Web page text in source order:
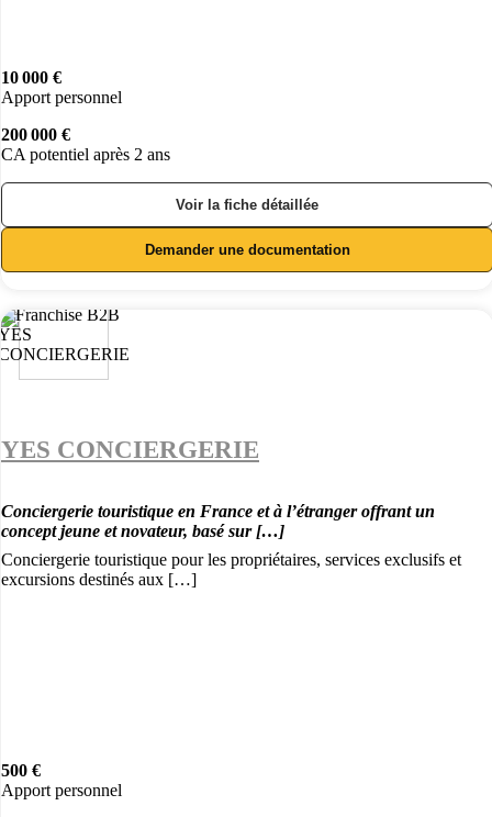
10 000 €
Apport personnel
200 000 €
CA potentiel après 2 ans
Voir la fiche détaillée
Demander une documentation
YES CONCIERGERIE
Conciergerie touristique en France et à l’étranger offrant un
concept jeune et novateur, basé sur […]
Conciergerie touristique pour les propriétaires, services exclusifs et
excursions destinés aux […]
500 €
Apport personnel